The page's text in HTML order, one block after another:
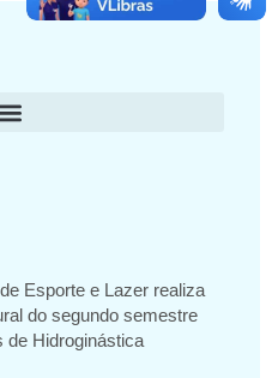
Esporte e Lazer realiza
do segundo semestre
de Hidroginástica